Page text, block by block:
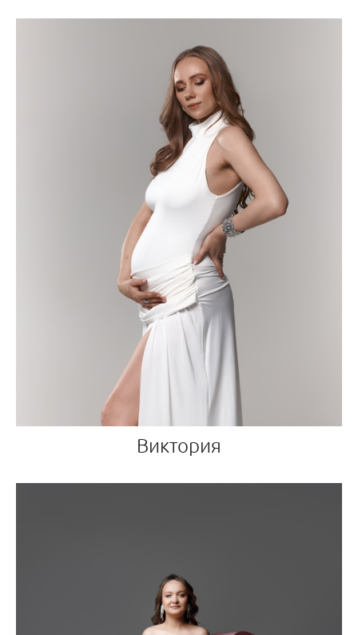
Виктория